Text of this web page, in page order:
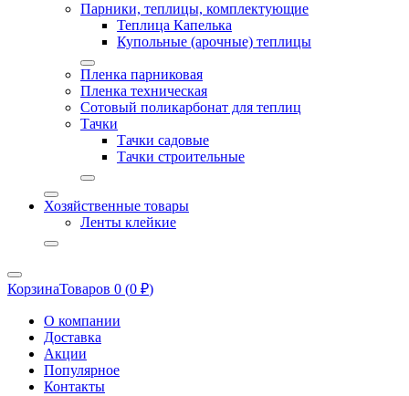
Парники, теплицы, комплектующие
Теплица Капелька
Купольные (арочные) теплицы
Пленка парниковая
Пленка техническая
Сотовый поликарбонат для теплиц
Тачки
Тачки садовые
Тачки строительные
Хозяйственные товары
Ленты клейкие
КорзинаТоваров 0 (0 ₽)
О компании
Доставка
Акции
Популярное
Контакты